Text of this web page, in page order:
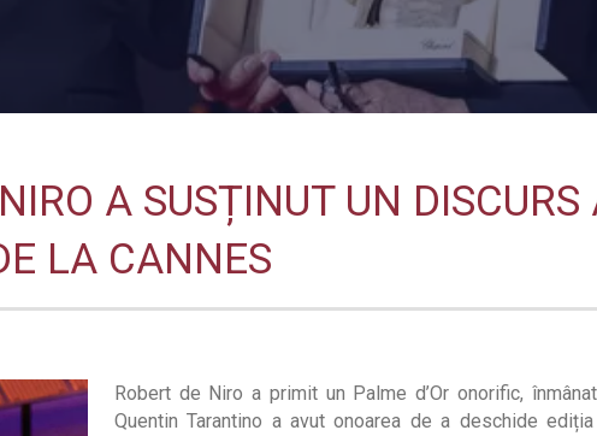
A SUSȚINUT UN
LA CANNES
Robert de Niro a primit un Palme d’Or onorific,
Quentin Tarantino a avut onoarea de a deschide